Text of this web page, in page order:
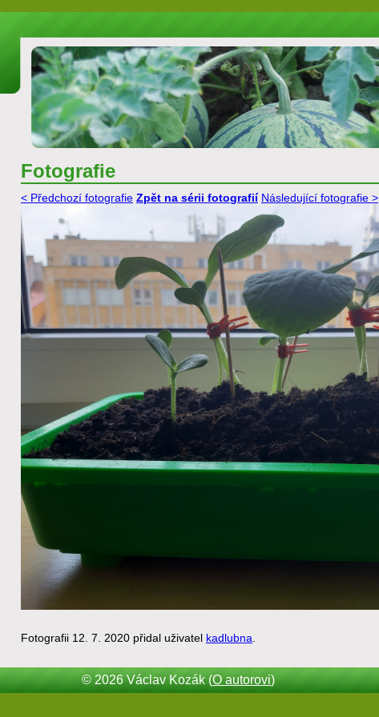
Fotografie
< Předchozí fotografie Zpět na sérii fotografií Následující fotografie >
Fotografii 12. 7. 2020 přidal uživatel kadlubna.
© 2026 Václav Kozák (O autorovi)